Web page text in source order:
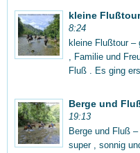
kleine
8:24
kleine Flußtour –
, Familie und
Fluß . Es ging
Berge und
19:13
Berge und Fluß
super , sonnig